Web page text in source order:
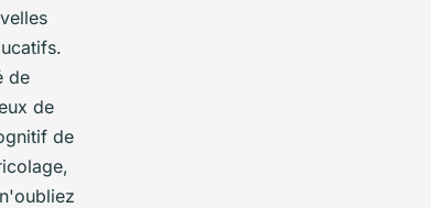
de
de
de